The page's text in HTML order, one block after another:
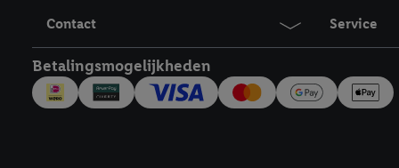
Contact Service
Betalingsmogelijkheden
Door te klikken op
technieken worden
inclusief over de
trekken, vind je in onze
over de cookies die